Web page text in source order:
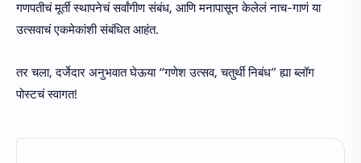
गणपतीचं मूर्ती स्थापनेचं सर्वांगीण संबंध, आणि मनापासून केलेलं नाच-गाणं या
उत्सवाचं एकमेकांशी संबंधित आहंत.
तर चला, दर्जेदार अनुभवात घेऊया “गणेश उत्सव, चतुर्थी निबंध” ह्या ब्लॉग
पोस्टचं स्वागत!